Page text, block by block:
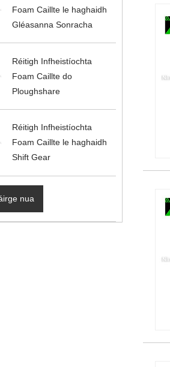
Foam Caillte le haghaidh
Gléasanna Sonracha
Réitigh Infheistíochta
Foam Caillte do
Ploughshare
Réitigh Infheistíochta
Foam Caillte le haghaidh
Shift Gear
nua